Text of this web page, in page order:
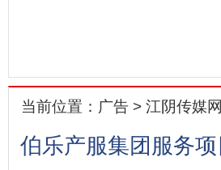
当前位置： 广告 > 江阴传媒网
伯乐产服集团服务